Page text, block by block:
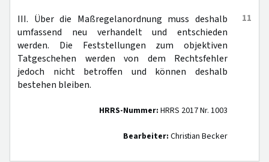
11
III. Über die Maßregelanordnung muss deshalb
umfassend neu verhandelt und entschieden
werden. Die Feststellungen zum objektiven
Tatgeschehen werden von dem Rechtsfehler
jedoch nicht betroffen und können deshalb
bestehen bleiben.
HRRS-Nummer: HRRS 2017 Nr. 1003
Bearbeiter: Christian Becker